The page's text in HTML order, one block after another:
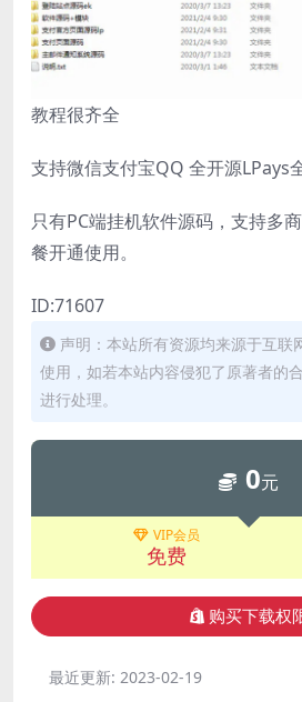
教程很齐全
支持微信支付宝QQ 全开源LPays
只有PC端挂机软件源码，支持多
餐开通使用。
ID:71607
声明：本站所有资源均来源于互联
使用，如若本站内容侵犯了原著者的
进行处理。
0元
VIP会员
免费
购买下载权
最近更新: 2023-02-19